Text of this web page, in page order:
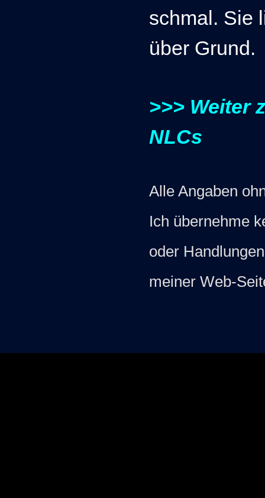
schmal. Sie
über Grund.
>>> Weiter
NLCs
Alle Angaben
Ich übernehme
oder
meiner Web-